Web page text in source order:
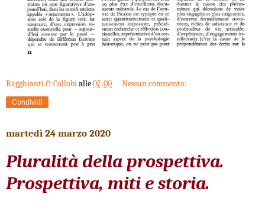
Ragghianti & Collobialle07:00 Nessun commento:
Condividi
martedì 24 marzo 2020
Pluralità della prospettiva.
Prospettiva, miti e storia.